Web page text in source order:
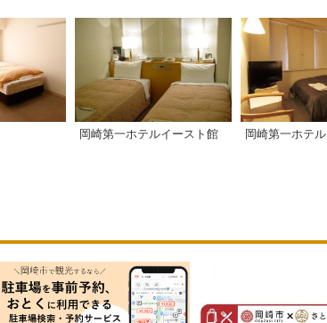
岡崎第一ホテルイースト館 岡崎第一ホテル